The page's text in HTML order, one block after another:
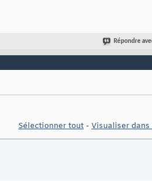
Répondre
Sélectionner tout - Visualiser